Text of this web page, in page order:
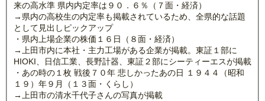
来の高水準 県内内定率は９０．６％（７面・経済）
→県内の高校生の内定率も掲載されているため、全県的な話題
として見出しピックアップ
・県内上場企業の株価１６日（８面・経済）
→上田市内に本社・主力工場がある企業が掲載。東証１部に
HIOKI、日信工業、長野計器、東証２部にシーティーエスが掲載
・あの時の１枚 戦後７０年 悲しかったあの日 １９４４（昭和
１９）年９月（１３面・くらし）
→上田市の清水千代子さんの写真が掲載